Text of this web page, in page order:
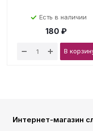
Есть в наличии
180 ₽
В
Интернет-магазин